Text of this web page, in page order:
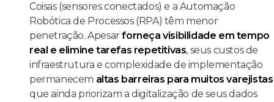
Coisas (sensores conectados) e a Automação
Robótica de Processos (RPA) têm menor
penetração. Apesarforneça visibilidade em tempo
real e elimine tarefas repetitivas, seus custos de
infraestrutura e complexidade de implementação
permanecem altas barreiras para muitos varejistas
que ainda priorizam a digitalização de seus dados